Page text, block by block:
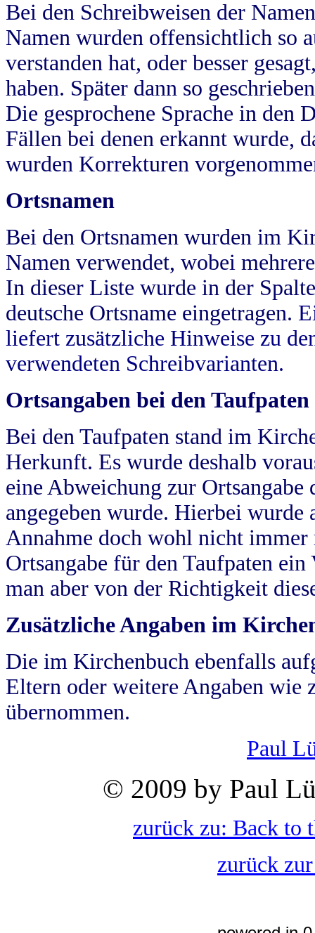
Bei den Schreibweisen der
Namen wurden offensichtlich so
verstanden hat, oder besser
haben. Später dann so
Die gesprochene Sprache in
Fällen bei denen erkannt wurde,
wurden Korrekturen
Ortsnamen
Bei den Ortsnamen wurden im
Namen verwendet, wobei
In dieser Liste wurde in der
deutsche Ortsname eingetragen.
liefert zusätzliche Hinweise zu
verwendeten Schreibvarianten.
Ortsangaben bei den Taufpaten
Bei den Taufpaten stand im
Herkunft. Es wurde deshalb
eine Abweichung zur
angegeben wurde. Hierbei wurde
Annahme doch wohl nicht
Ortsangabe für den Taufpaten
man aber von der Richtigkeit
Zusätzliche Angaben im
Die im Kirchenbuch ebenfalls
Eltern oder weitere Angaben wie
übernommen.
Paul
© 2009 by Paul
zurück zu: Back to
zurück